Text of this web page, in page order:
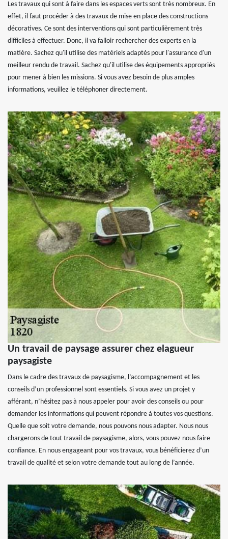
Les travaux qui sont à faire dans les espaces verts sont très nombreux. En
effet, il faut procéder à des travaux de mise en place des constructions
décoratives. Ce sont des interventions qui sont particulièrement très
difficiles à effectuer. Donc, il va falloir rechercher des experts en la
matière. Sachez qu'il utilise des matériels adaptés pour l'assurance d'un
meilleur rendu de travail. Sachez qu'il utilise des équipements appropriés
pour mener à bien les missions. Si vous avez besoin de plus amples
informations, veuillez le téléphoner directement.
Un travail de paysage assurer chez elagueur
paysagiste
Dans le cadre des travaux de paysagisme, l’accompagnement et les
conseils d’un professionnel sont essentiels. Si vous avez un projet y
afférant, n’hésitez pas à nous appeler pour avoir des conseils ou pour
demander les informations qui peuvent répondre à toutes vos questions.
Quelle que soit votre demande, nous pouvons nous adapter. Nous nous
chargerons de tout travail de paysagisme, alors, vous pouvez nous faire
confiance. En nous engageant pour vos travaux, vous bénéficierez d’un
travail de qualité et selon votre demande tout au long de l’année.